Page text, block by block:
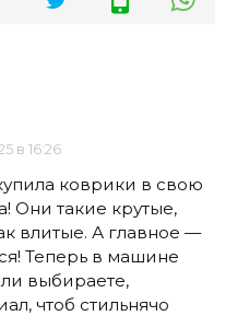
в 16:26
коврики в свою
Они такие крутые,
влитые. А главное —
Теперь в машине
выбираете,
чтоб стильнячо